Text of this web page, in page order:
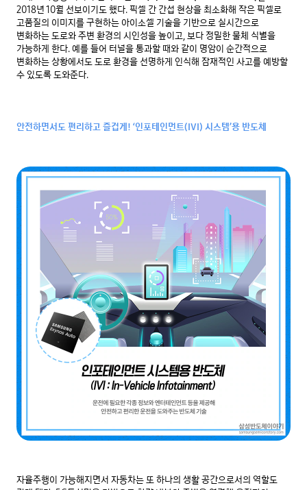
2018년 10월 선보이기도 했다. 픽셀 간 간섭 현상을 최소화해 작은 픽셀로
고품질의 이미지를 구현하는 아이소셀 기술을 기반으로 실시간으로
변화하는 도로와 주변 환경의 시인성을 높이고, 보다 정밀한 물체 식별을
가능하게 한다. 예를 들어 터널을 통과할 때와 같이 명암이 순간적으로
변화하는 상황에서도 도로 환경을 선명하게 인식해 잠재적인 사고를 예방할
수 있도록 도와준다.
안전하면서도 편리하고 즐겁게! ‘인포테인먼트(IVI) 시스템’용 반도체
자율주행이 가능해지면서 자동차는 또 하나의 생활 공간으로서의 역할도